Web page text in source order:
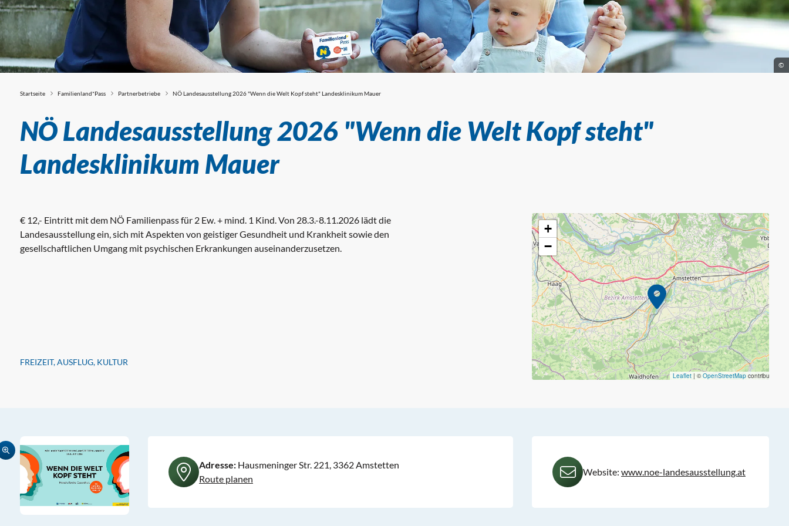
©
Partnerbetriebe
Startseite Familienland*Pass Partnerbetriebe NÖ Landesausstellung 2026 "Wenn die Welt Kopf steht" Landesklinikum Mauer
NÖ Landesausstellung 2026 "Wenn die Welt Kopf steht"
Landesklinikum Mauer
€ 12,- Eintritt mit dem NÖ Familienpass für 2 Ew. + mind. 1 Kind. Von 28.3.-8.11.2026 lädt die
Landesausstellung ein, sich mit Aspekten von geistiger Gesundheit und Krankheit sowie den
gesellschaftlichen Umgang mit psychischen Erkrankungen auseinanderzusetzen.
FREIZEIT, AUSFLUG, KULTUR
+
−
Leaflet | ©OpenStreetMap contributors
Adresse: Hausmeninger Str. 221, 3362 Amstetten
Route planen
Website: www.noe-landesausstellung.at